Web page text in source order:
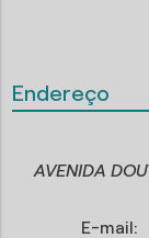
Endereço
AVENIDA
E-mail: